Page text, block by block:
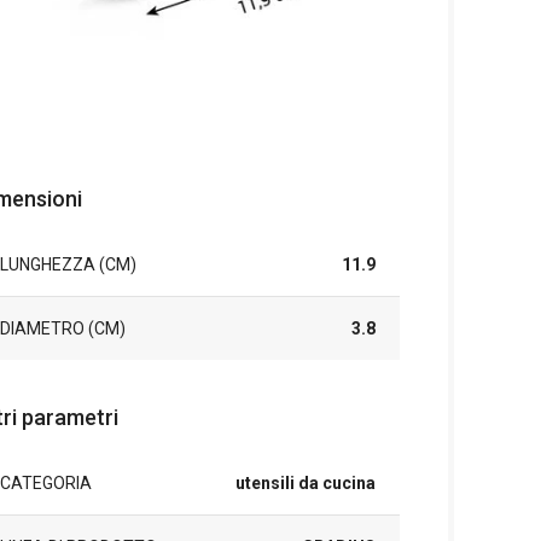
LUNGHEZZA (CM) 11.9
DIAMETRO (CM) 3.8
parametri
CATEGORIA utensili da cucina